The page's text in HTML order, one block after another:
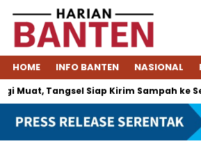
HOME INFO BANTEN NASIONAL
Muat, Tangsel Siap Kirim Sampah ke